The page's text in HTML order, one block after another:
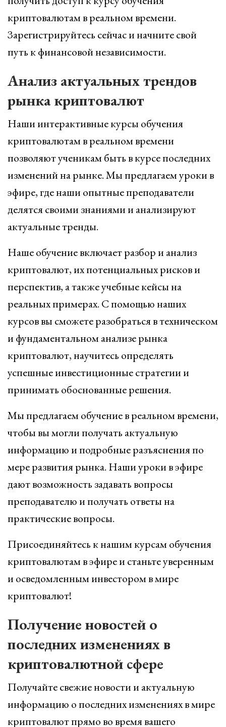
криптовалютам в реальном времени.
Зарегистрируйтесь сейчас и начните свой
путь к финансовой независимости.
Анализ актуальных трендов
рынка криптовалют
Наши интерактивные курсы обучения
криптовалютам в реальном времени
позволяют ученикам быть в курсе последних
изменений на рынке. Мы предлагаем уроки в
эфире, где наши опытные преподаватели
делятся своими знаниями и анализируют
актуальные тренды.
Наше обучение включает разбор и анализ
криптовалют, их потенциальных рисков и
перспектив, а также учебные кейсы на
реальных примерах. С помощью наших
курсов вы сможете разобраться в техническом
и фундаментальном анализе рынка
криптовалют, научитесь определять
успешные инвестиционные стратегии и
принимать обоснованные решения.
Мы предлагаем обучение в реальном времени,
чтобы вы могли получать актуальную
информацию и подробные разъяснения по
мере развития рынка. Наши уроки в эфире
дают возможность задавать вопросы
преподавателю и получать ответы на
практические вопросы.
Присоединяйтесь к нашим курсам обучения
криптовалютам в эфире и станьте уверенным
и осведомленным инвестором в мире
криптовалют!
Получение новостей о
последних изменениях в
криптовалютной сфере
Получайте свежие новости и актуальную
информацию о последних изменениях в мире
криптовалют прямо во время вашего